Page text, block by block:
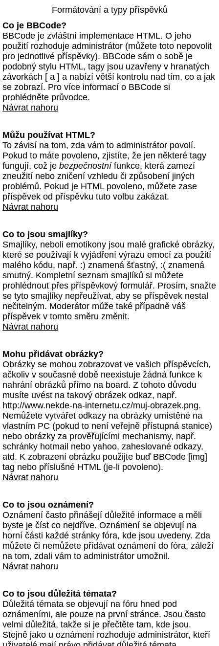
Formátování a typy příspěvků
Co je BBCode?
BBCode je zvláštní implementace HTML. O jeho
použití rozhoduje administrátor (můžete toto nepovolit
pro jednotlivé příspěvky). BBCode sám o sobě je
podobný stylu HTML, tagy jsou uzavřeny v hranatých
závorkách [ a ] a nabízí větší kontrolu nad tím, co a jak
se zobrazí. Pro více informací o BBCode si
prohlédněte průvodce.
Návrat nahoru
Můžu používat HTML?
To závisí na tom, zda vám to administrátor povolí.
Pokud to máte povoleno, zjistíte, že jen některé tagy
fungují, což je bezpečnostnífunkce, která zamezí
zneužití nebo zničení vzhledu či způsobení jiných
problémů. Pokud je HTML povoleno, můžete zase
příspěvek od příspěvku tuto volbu zakázat.
Návrat nahoru
Co to jsou smajlíky?
Smajlíky, neboli emotikony jsou malé grafické obrázky,
které se používají k vyjádření výrazu emocí za použití
malého kódu, např. :) znamená šťastný, :( znamená
smutný. Kompletní seznam smajlíků si můžete
prohlédnout přes příspěvkový formulář. Prosím, snažte
se tyto smajlíky nepřeužívat, aby se příspěvek nestal
nečitelným. Moderátor může také případně váš
příspěvek v tomto směru změnit.
Návrat nahoru
Mohu přidávat obrázky?
Obrázky se mohou zobrazovat ve vašich příspěvcích,
ačkoliv v současné době neexistuje žádná funkce k
nahrání obrázků přímo na board. Z tohoto důvodu
musíte uvést na takový obrázek odkaz, např.
http://www.nekde-na-internetu.cz/muj-obrazek.png.
Nemůžete vytvářet odkazy na obrázky umístěné na
vlastním PC (pokud to není veřejně přístupná stanice)
nebo obrázky za prověřujícími mechanismy, např.
schránky hotmail nebo yahoo, zaheslované odkazy,
atd. K zobrazení obrázku použijte buď BBCode [img]
tag nebo příslušné HTML (je-li povoleno).
Návrat nahoru
Co to jsou oznámení?
Oznámení často přinášejí důležité informace a měli
byste je číst co nejdříve. Oznámení se objevují na
horní části každé stránky fóra, kde jsou uvedeny. Zda
můžete či nemůžete přidávat oznámení do fóra, záleží
na tom, zdali vám to administrátor umožnil.
Návrat nahoru
Co to jsou důležitá témata?
Důležitá témata se objevují na fóru hned pod
oznámeními, ale pouze na první stránce. Jsou často
velmi důležitá, takže si je přečtěte tam, kde jsou.
Stejně jako u oznámení rozhoduje administrátor, kteří